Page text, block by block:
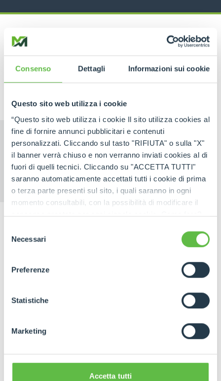
Consenso Dettagli Informazioni sui cookie
Questo sito web utilizza i cookie
“Questo sito web utilizza i cookie Il sito utilizza cookies al
fine di fornire annunci pubblicitari e contenuti
personalizzati. Cliccando sul tasto "RIFIUTA" o sulla "X"
il banner verrà chiuso e non verranno inviati cookies al di
fuori di quelli tecnici. Cliccando su "ACCETTA TUTTI"
saranno automaticamente accettati tutti i cookie di prima
o terza parte presenti sul sito, i quali saranno in ogni
momento consultabili, con la possibilità di modificare il
consenso prestato per ogni singolo cookie. Come fare?
ogni pagina, selezionare "Modifichi il suo consenso" e
dell'informativa completa nel footer presente in ogni
pagina. Per esercitare i diritti riconosciuti all'interessato ai
GDPR abbiamo predisposto una
apposita procedura.
delNecessari
Preferenze
Statistiche
Marketing
Accetta tutti
RELATED PRODUCTS
Tracked Carriers
CINGO
MULTIFUNCTION
ELECTRIC
CINGO